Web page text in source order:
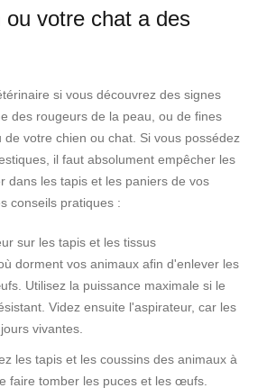
ou votre chat a des
si vous découvrez des signes
des rougeurs de la peau, ou de fines
de votre chien ou chat. Si vous possédez
il faut absolument empêcher les
dans les tapis et les paniers de vos
conseils pratiques :
sur les tapis et les tissus
dorment vos animaux afin d'enlever les
Utilisez la puissance maximale si le
Videz ensuite l'aspirateur, car les
vivantes.
les tapis et les coussins des animaux à
faire tomber les puces et les œufs.